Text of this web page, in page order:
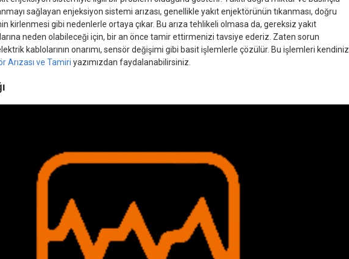
sağlayan enjeksiyon sistemi arızası, genellikle yakıt enjektörünün tıkanması, doğru
kirlenmesi gibi nedenlerle ortaya çıkar. Bu arıza tehlikeli olmasa da, gereksiz yakıt
neden olabileceği için, bir an önce tamir ettirmenizi tavsiye ederiz. Zaten sorun
kablolarının onarımı, sensör değişimi gibi basit işlemlerle çözülür. Bu işlemleri kendiniz
Arızası ve Tamiri yazımızdan faydalanabilirsiniz.